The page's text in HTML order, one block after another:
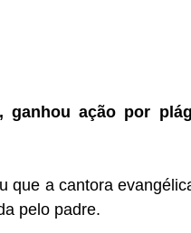
ganhou ação por
que a cantora
pelo padre.